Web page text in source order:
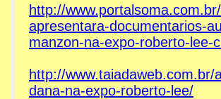
http://
apresentara-documentarios-
manzon-na-expo-roberto-lee-
http://www.taiadaweb.com.br/
dana-na-expo-roberto-lee/